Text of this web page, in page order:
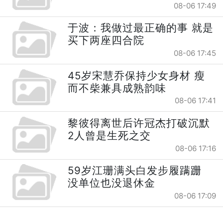
08-06 17:49
于波：我做过最正确的事 就是
买下两座四合院
08-06 17:45
45岁宋慧乔保持少女身材 瘦
而不柴兼具成熟韵味
08-06 17:41
黎彼得离世后许冠杰打破沉默
2人曾是生死之交
08-06 17:16
59岁江珊满头白发步履蹒跚
没单位也没退休金
08-06 17:09